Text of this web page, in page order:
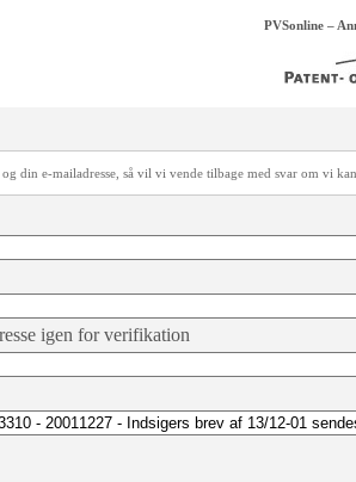
PVSonline –
din e-mailadresse, så vil vi vende tilbage med svar om vi
igen for verifikation